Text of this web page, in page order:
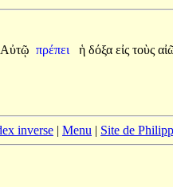
Αὐτῷ πρέπει ἡ δόξα εἰς τοὺς
inverse | Menu | Site de